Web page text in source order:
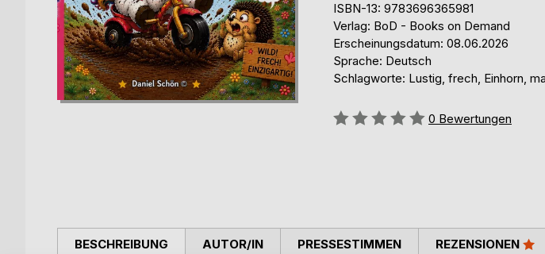
ISBN-13: 9783696365981
Verlag: BoD - Books on Demand
Erscheinungsdatum: 08.06.2026
Sprache: Deutsch
Schlagworte: Lustig, frech, Einhorn,
Bewertung::
0 Bewertungen
BESCHREIBUNG AUTOR/IN PRESSESTIMMEN REZENSIONEN